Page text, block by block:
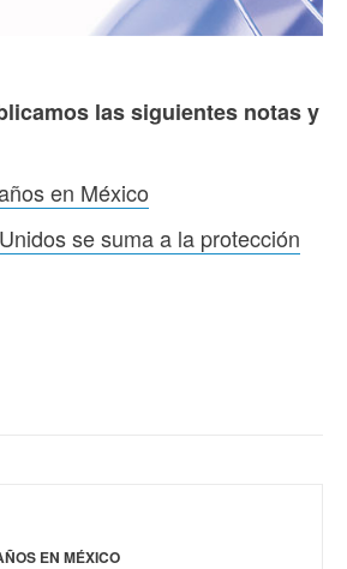
las siguientes notas y
en México
se suma a la protección
EN MÉXICO